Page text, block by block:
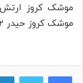
موشک کروز حیدر ۲ نیز رونمایی شد.